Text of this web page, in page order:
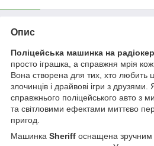
Опис
Поліцейська машинка на
просто іграшка, а справжня мрія
Вона створена для тих, хто любить
злочинців і драйвові ігри з друзями.
справжнього поліцейського авто з
та світловими ефектами миттєво
пригод.
Машинка Sheriff оснащена зручним